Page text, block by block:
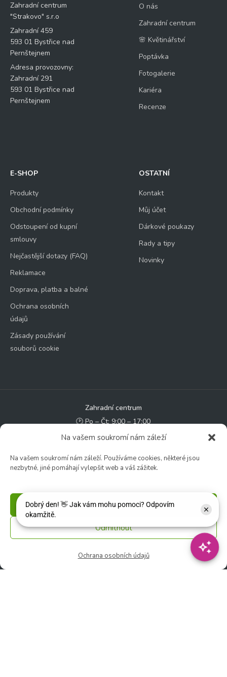
Na vašem soukromí nám záleží
Na vašem soukromí nám záleží. Používáme cookies, některé jsou
nezbytné, jiné pomáhají vylepšit web a váš zážitek.
Příjmout
Odmítnout
Ochrana osobních údajů
Zahradní centrum
"Strakovo" s.r.o
Zahradní 459
593 01 Bystřice nad
Pernštejnem
Adresa provozovny:
Zahradní 291
593 01 Bystřice nad
Pernštejnem
O nás
Zahradní centrum
🌸 Květinářství
Poptávka
Fotogalerie
Kariéra
Recenze
E-SHOP
Produkty
Obchodní podmínky
Odstoupení od kupní
smlouvy
Nejčastější dotazy (FAQ)
Reklamace
Doprava, platba a balné
Ochrana osobních
údajů
Zásady používání
souborů cookie
OSTATNÍ
Kontakt
Můj účet
Dárkové poukazy
Rady a tipy
Novinky
Zahradní centrum
🕑 Po – Čt: 9:00 – 17:00
🕑 Pá – So: 9:00 – 18:00
🕑 So: 9:00 – 15:00
✉️ e-shop@zcstrakovo.cz